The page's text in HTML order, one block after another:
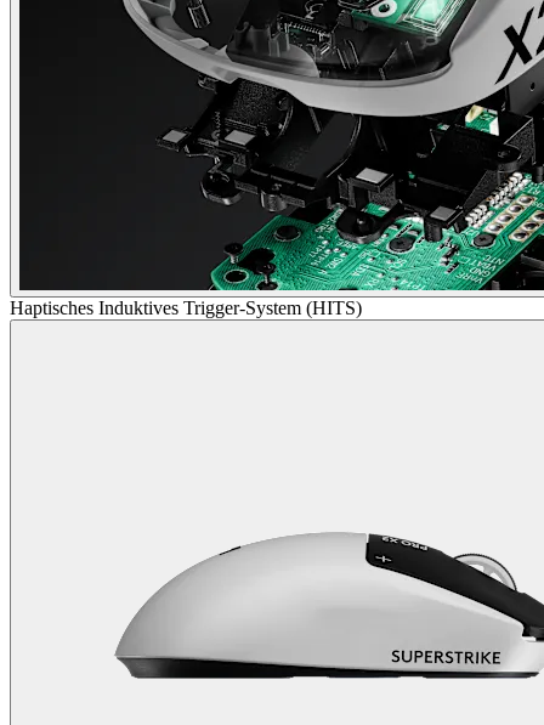
Haptisches Induktives Trigger-System (HITS)